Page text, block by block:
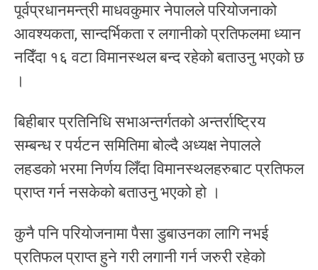
पूर्वप्रधानमन्त्री माधवकुमार नेपालले परियोजनाको
आवश्यकता, सान्दर्भिकता र लगानीको प्रतिफलमा ध्यान
नदिँदा १६ वटा विमानस्थल बन्द रहेको बताउनु भएको छ
।
बिहीबार प्रतिनिधि सभाअन्तर्गतको अन्तर्राष्ट्रिय
सम्बन्ध र पर्यटन समितिमा बोल्दै अध्यक्ष नेपालले
लहडको भरमा निर्णय लिँदा विमानस्थलहरुबाट प्रतिफल
प्राप्त गर्न नसकेको बताउनु भएको हो ।
कुनै पनि परियोजनामा पैसा डुबाउनका लागि नभई
प्रतिफल प्राप्त हुने गरी लगानी गर्न जरुरी रहेको